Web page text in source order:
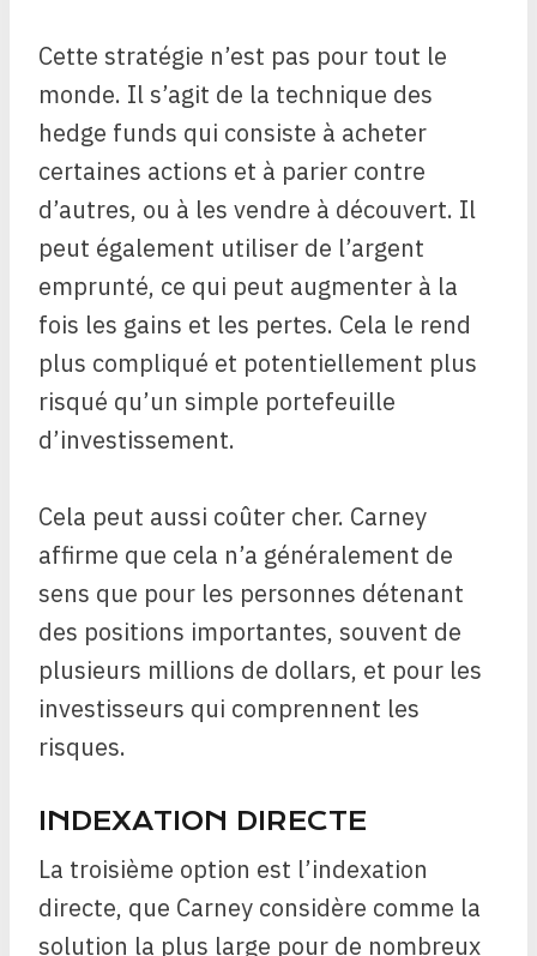
Cette stratégie n’est pas pour tout le
monde. Il s’agit de la technique des
hedge funds qui consiste à acheter
certaines actions et à parier contre
d’autres, ou à les vendre à découvert. Il
peut également utiliser de l’argent
emprunté, ce qui peut augmenter à la
fois les gains et les pertes. Cela le rend
plus compliqué et potentiellement plus
risqué qu’un simple portefeuille
d’investissement.
Cela peut aussi coûter cher. Carney
affirme que cela n’a généralement de
sens que pour les personnes détenant
des positions importantes, souvent de
plusieurs millions de dollars, et pour les
investisseurs qui comprennent les
risques.
INDEXATION DIRECTE
La troisième option est l’indexation
directe, que Carney considère comme la
solution la plus large pour de nombreux